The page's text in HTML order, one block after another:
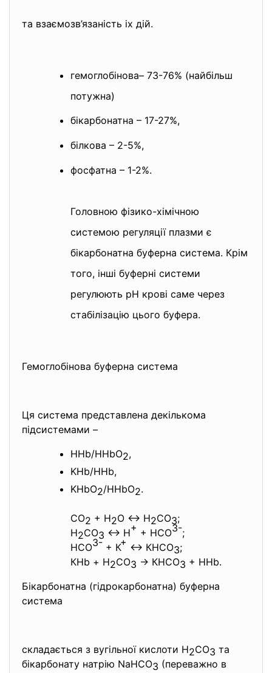
та взаємозв’язаність іх дій.
гемоглобінова– 73-76% (найбільш
потужна)
бікарбонатна – 17-27%,
білкова – 2-5%,
фосфатна – 1-2%.
Головною фізико-хімічною
системою регуляції плазми є
бікарбонатна буферна система. Крім
того, інші буферні системи
регулюють рН крові саме через
стабілізацію цього буфера.
Гемоглобінова буферна система
Ця система представлена декількома
підсистемами –
HHb/HНbО2,
KНb/HНb,
KНbО2/HНbО2.
СО2 + Н2О ↔ Н2СО3;
Н2СО3 ↔ Н+ + НСО3-;
НСО3- + К+ ↔ КНСО3;
КНb + Н2СО3 → КНСО3 + ННb.
Бікарбонатна (гідрокарбонатна) буферна
система
складається з вугільної кислоти Н2СО3 та
бікарбонату натрію NaHCO3 (переважно в